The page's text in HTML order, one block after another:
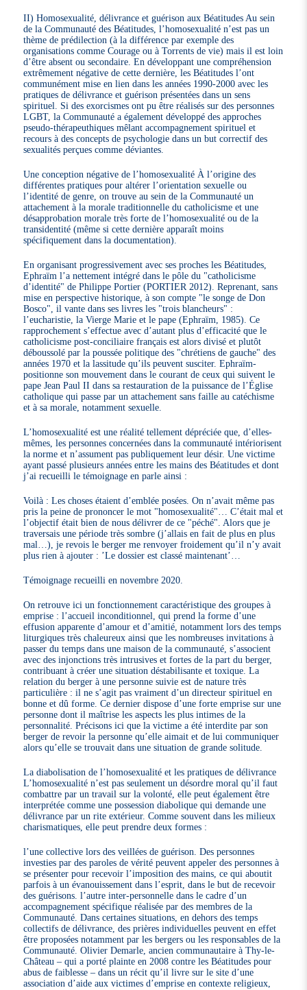
II) Homosexualité, délivrance et guérison aux Béatitudes Au sein
de la Communauté des Béatitudes, l’homosexualité n’est pas un
thème de prédilection (à la différence par exemple des
organisations comme Courage ou à Torrents de vie) mais il est loin
d’être absent ou secondaire. En développant une compréhension
extrêmement négative de cette dernière, les Béatitudes l’ont
communément mise en lien dans les années 1990-2000 avec les
pratiques de délivrance et guérison présentées dans un sens
spirituel. Si des exorcismes ont pu être réalisés sur des personnes
LGBT, la Communauté a également développé des approches
pseudo-thérapeuthiques mêlant accompagnement spirituel et
recours à des concepts de psychologie dans un but correctif des
sexualités perçues comme déviantes.
Une conception négative de l’homosexualité À l’origine des
différentes pratiques pour altérer l’orientation sexuelle ou
l’identité de genre, on trouve au sein de la Communauté un
attachement à la morale traditionnelle du catholicisme et une
désapprobation morale très forte de l’homosexualité ou de la
transidentité (même si cette dernière apparaît moins
spécifiquement dans la documentation).
En organisant progressivement avec ses proches les Béatitudes,
Ephraïm l’a nettement intégré dans le pôle du "catholicisme
d’identité" de Philippe Portier (PORTIER 2012). Reprenant, sans
mise en perspective historique, à son compte "le songe de Don
Bosco", il vante dans ses livres les "trois blancheurs" :
l’eucharistie, la Vierge Marie et le pape (Ephraïm, 1985). Ce
rapprochement s’effectue avec d’autant plus d’efficacité que le
catholicisme post-conciliaire français est alors divisé et plutôt
déboussolé par la poussée politique des "chrétiens de gauche" des
années 1970 et la lassitude qu’ils peuvent susciter. Ephraïm-
positionne son mouvement dans le courant de ceux qui suivent le
pape Jean Paul II dans sa restauration de la puissance de l’Église
catholique qui passe par un attachement sans faille au catéchisme
et à sa morale, notamment sexuelle.
L’homosexualité est une réalité tellement dépréciée que, d’elles-
mêmes, les personnes concernées dans la communauté intériorisent
la norme et n’assument pas publiquement leur désir. Une victime
ayant passé plusieurs années entre les mains des Béatitudes et dont
j’ai recueilli le témoignage en parle ainsi :
Voilà : Les choses étaient d’emblée posées. On n’avait même pas
pris la peine de prononcer le mot "homosexualité"… C’était mal et
l’objectif était bien de nous délivrer de ce "péché". Alors que je
traversais une période très sombre (j’allais en fait de plus en plus
mal…), je revois le berger me renvoyer froidement qu’il n’y avait
plus rien à ajouter : ’Le dossier est classé maintenant’…
Témoignage recueilli en novembre 2020.
On retrouve ici un fonctionnement caractéristique des groupes à
emprise : l’accueil inconditionnel, qui prend la forme d’une
effusion apparente d’amour et d’amitié, notamment lors des temps
liturgiques très chaleureux ainsi que les nombreuses invitations à
passer du temps dans une maison de la communauté, s’associent
avec des injonctions très intrusives et fortes de la part du berger,
contribuant à créer une situation déstabilisante et toxique. La
relation du berger à une personne suivie est de nature très
particulière : il ne s’agit pas vraiment d’un directeur spirituel en
bonne et dû forme. Ce dernier dispose d’une forte emprise sur une
personne dont il maîtrise les aspects les plus intimes de la
personnalité. Précisons ici que la victime a été interdite par son
berger de revoir la personne qu’elle aimait et de lui communiquer
alors qu’elle se trouvait dans une situation de grande solitude.
La diabolisation de l’homosexualité et les pratiques de délivrance
L’homosexualité n’est pas seulement un désordre moral qu’il faut
combattre par un travail sur la volonté, elle peut également être
interprétée comme une possession diabolique qui demande une
délivrance par un rite extérieur. Comme souvent dans les milieux
charismatiques, elle peut prendre deux formes :
l’une collective lors des veillées de guérison. Des personnes
investies par des paroles de vérité peuvent appeler des personnes à
se présenter pour recevoir l’imposition des mains, ce qui aboutit
parfois à un évanouissement dans l’esprit, dans le but de recevoir
des guérisons. l’autre inter-personnelle dans le cadre d’un
accompagnement spécifique réalisée par des membres de la
Communauté. Dans certaines situations, en dehors des temps
collectifs de délivrance, des prières individuelles peuvent en effet
être proposées notamment par les bergers ou les responsables de la
Communauté. Olivier Demarle, ancien communautaire à Thy-le-
Château – qui a porté plainte en 2008 contre les Béatitudes pour
abus de faiblesse – dans un récit qu’il livre sur le site d’une
association d’aide aux victimes d’emprise en contexte religieux,